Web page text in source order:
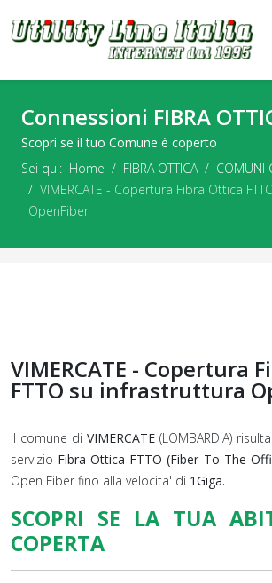
Connessioni FIBRA
Scopri se il tuo Comune è coperto
Sei qui: Home FIBRA OTTICA
COMUNI
VIMERCATE - Copertura Fibra Ottica
OpenFiber
VIMERCATE - Copertura
FTTO su infrastruttura
Il comune di VIMERCATE (LOMBARDIA)
servizio Fibra Ottica FTTO (Fiber To The
Open Fiber fino alla velocita' di 1Giga.
SCOPRI SE LA TUA
COPERTA